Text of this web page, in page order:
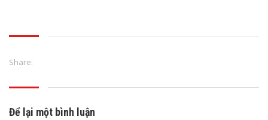
Share:
Để lại một bình luận